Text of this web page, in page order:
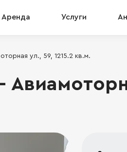
Аренда Услуги
ул., 59, 1215.2 кв.м.